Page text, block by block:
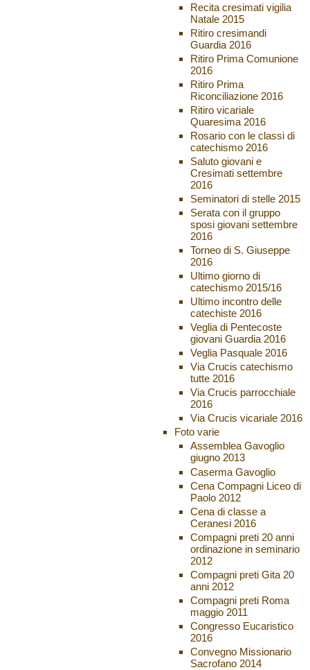
Recita cresimati vigilia
Natale 2015
Ritiro cresimandi
Guardia 2016
Ritiro Prima Comunione
2016
Ritiro Prima
Riconciliazione 2016
Ritiro vicariale
Quaresima 2016
Rosario con le classi di
catechismo 2016
Saluto giovani e
Cresimati settembre
2016
Seminatori di stelle 2015
Serata con il gruppo
sposi giovani settembre
2016
Torneo di S. Giuseppe
2016
Ultimo giorno di
catechismo 2015/16
Ultimo incontro delle
catechiste 2016
Veglia di Pentecoste
giovani Guardia 2016
Veglia Pasquale 2016
Via Crucis catechismo
tutte 2016
Via Crucis parrocchiale
2016
Via Crucis vicariale 2016
Foto varie
Assemblea Gavoglio
giugno 2013
Caserma Gavoglio
Cena Compagni Liceo di
Paolo 2012
Cena di classe a
Ceranesi 2016
Compagni preti 20 anni
ordinazione in seminario
2012
Compagni preti Gita 20
anni 2012
Compagni preti Roma
maggio 2011
Congresso Eucaristico
2016
Convegno Missionario
Sacrofano 2014